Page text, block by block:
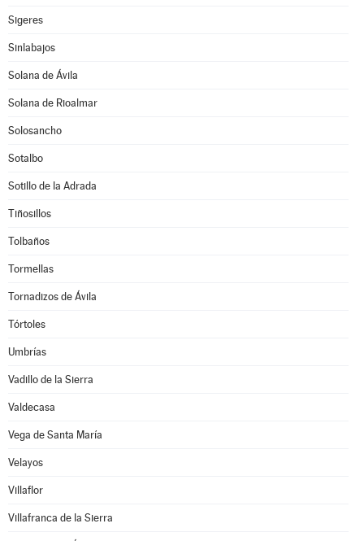
Sigeres
Sinlabajos
Solana de Ávila
Solana de Rioalmar
Solosancho
Sotalbo
Sotillo de la Adrada
Tiñosillos
Tolbaños
Tormellas
Tornadizos de Ávila
Tórtoles
Umbrías
Vadillo de la Sierra
Valdecasa
Vega de Santa María
Velayos
Villaflor
Villafranca de la Sierra